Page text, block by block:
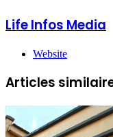
Life Infos Media
Website
Articles